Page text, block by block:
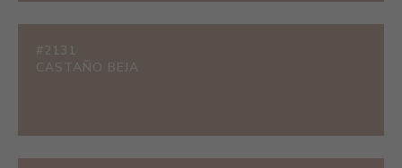
#2131
CASTAÑO BEJA